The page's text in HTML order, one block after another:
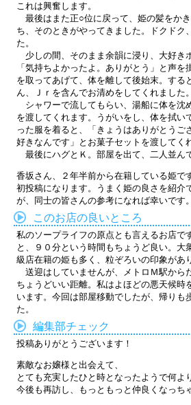
これは興奮します。
最後はまた正○位に戻って、姫の髪をか
ち、そのときがやってきました。ドクドク
た。
少しの間、そのまま余韻に浸り、大好き
「気持ちよかったよ。ありがとう」と声を
を取ってあげて、体を離して後始末。する
ん、Ｊｒを含んでお清めをしてくれました。
シャワーで流してもらい、湯船に体を沈
を渡してくれます。うがいをし、体を拭い
った服を着ると、「きょうはありがとうご
好きなんです」とお菓子セットを渡してく
最後にハグとＫ。部屋を出て、二人並ん
香坂さん、２年半前から在籍している姫で
初投稿になります。うまく姫の良さを紹介
が、同士の皆さんの参考になれば幸いです。
このお店の良いところ
私のソープライフの原点とも言えるお店で
と、９０分という時間もちょうど良い。大
級店在籍の姫も多く、粒ぞろいの印象があ
送迎はしていませんが、メトロＭ駅から
ちょうどいい距離。私はよほどの悪天候時
います。今回は部屋移動でしたが、帰りも
た。
編集部チェック
投稿ありがとうございます！
素敵なお嬢様と出会えて、
とても充実したひと時となったようで何よ
今後も再訪し、もっともっと仲良くなっち